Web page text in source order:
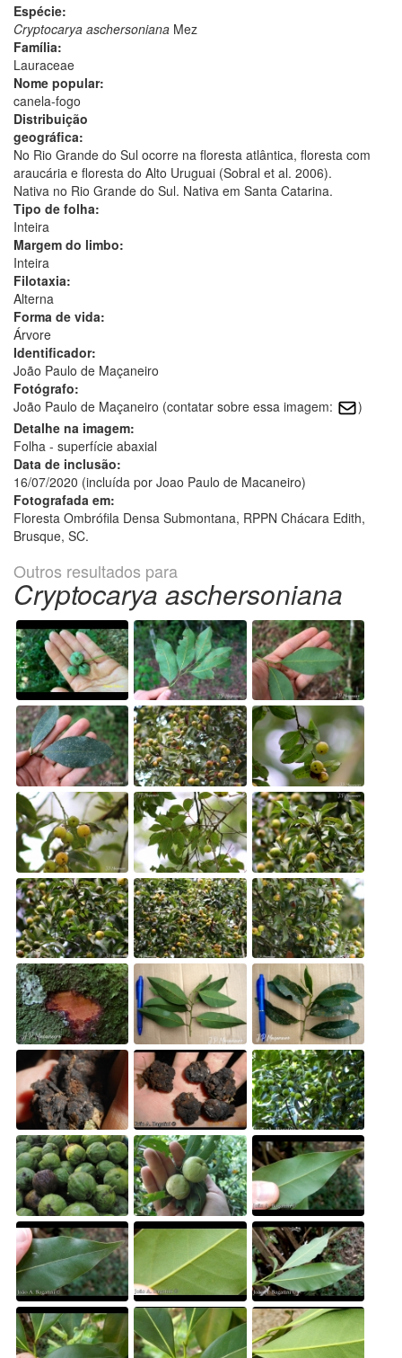
Espécie:
Cryptocarya aschersoniana Mez
Família:
Lauraceae
Nome popular:
canela-fogo
Distribuição
geográfica:
No Rio Grande do Sul ocorre na floresta atlântica, floresta com
araucária e floresta do Alto Uruguai (Sobral et al. 2006).
Nativa no Rio Grande do Sul. Nativa em Santa Catarina.
Tipo de folha:
Inteira
Margem do limbo:
Inteira
Filotaxia:
Alterna
Forma de vida:
Árvore
Identificador:
João Paulo de Maçaneiro
Fotógrafo:
João Paulo de Maçaneiro (contatar sobre essa imagem:
)
Detalhe na imagem:
Folha - superfície abaxial
Data de inclusão:
16/07/2020 (incluída por Joao Paulo de Macaneiro)
Fotografada em:
Floresta Ombrófila Densa Submontana, RPPN Chácara Edith,
Brusque, SC.
Outros resultados para
Cryptocarya aschersoniana